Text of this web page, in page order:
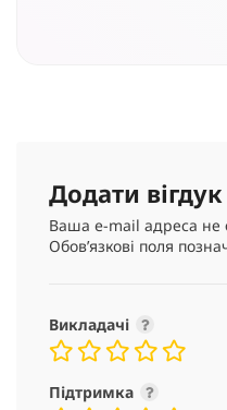
Додати
Ваша e-mail адреса
Обов’язкові поля
Викладачі
Підтримка